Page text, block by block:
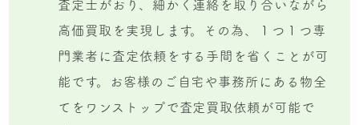
査定士がおり、細かく連絡を取り合いながら
高価買取を実現します。その為、１つ１つ専
門業者に査定依頼をする手間を省くことが可
能です。お客様のご自宅や事務所にある物全
てをワンストップで査定買取依頼が可能で